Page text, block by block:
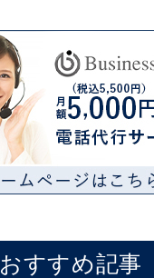
おすすめ記事